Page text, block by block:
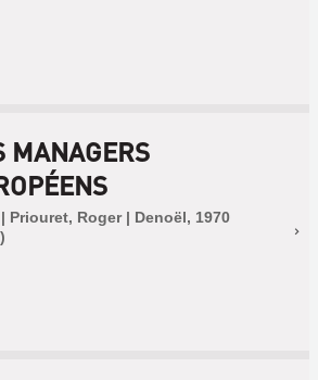
MANAGERS
Priouret, Roger | Denoël, 1970